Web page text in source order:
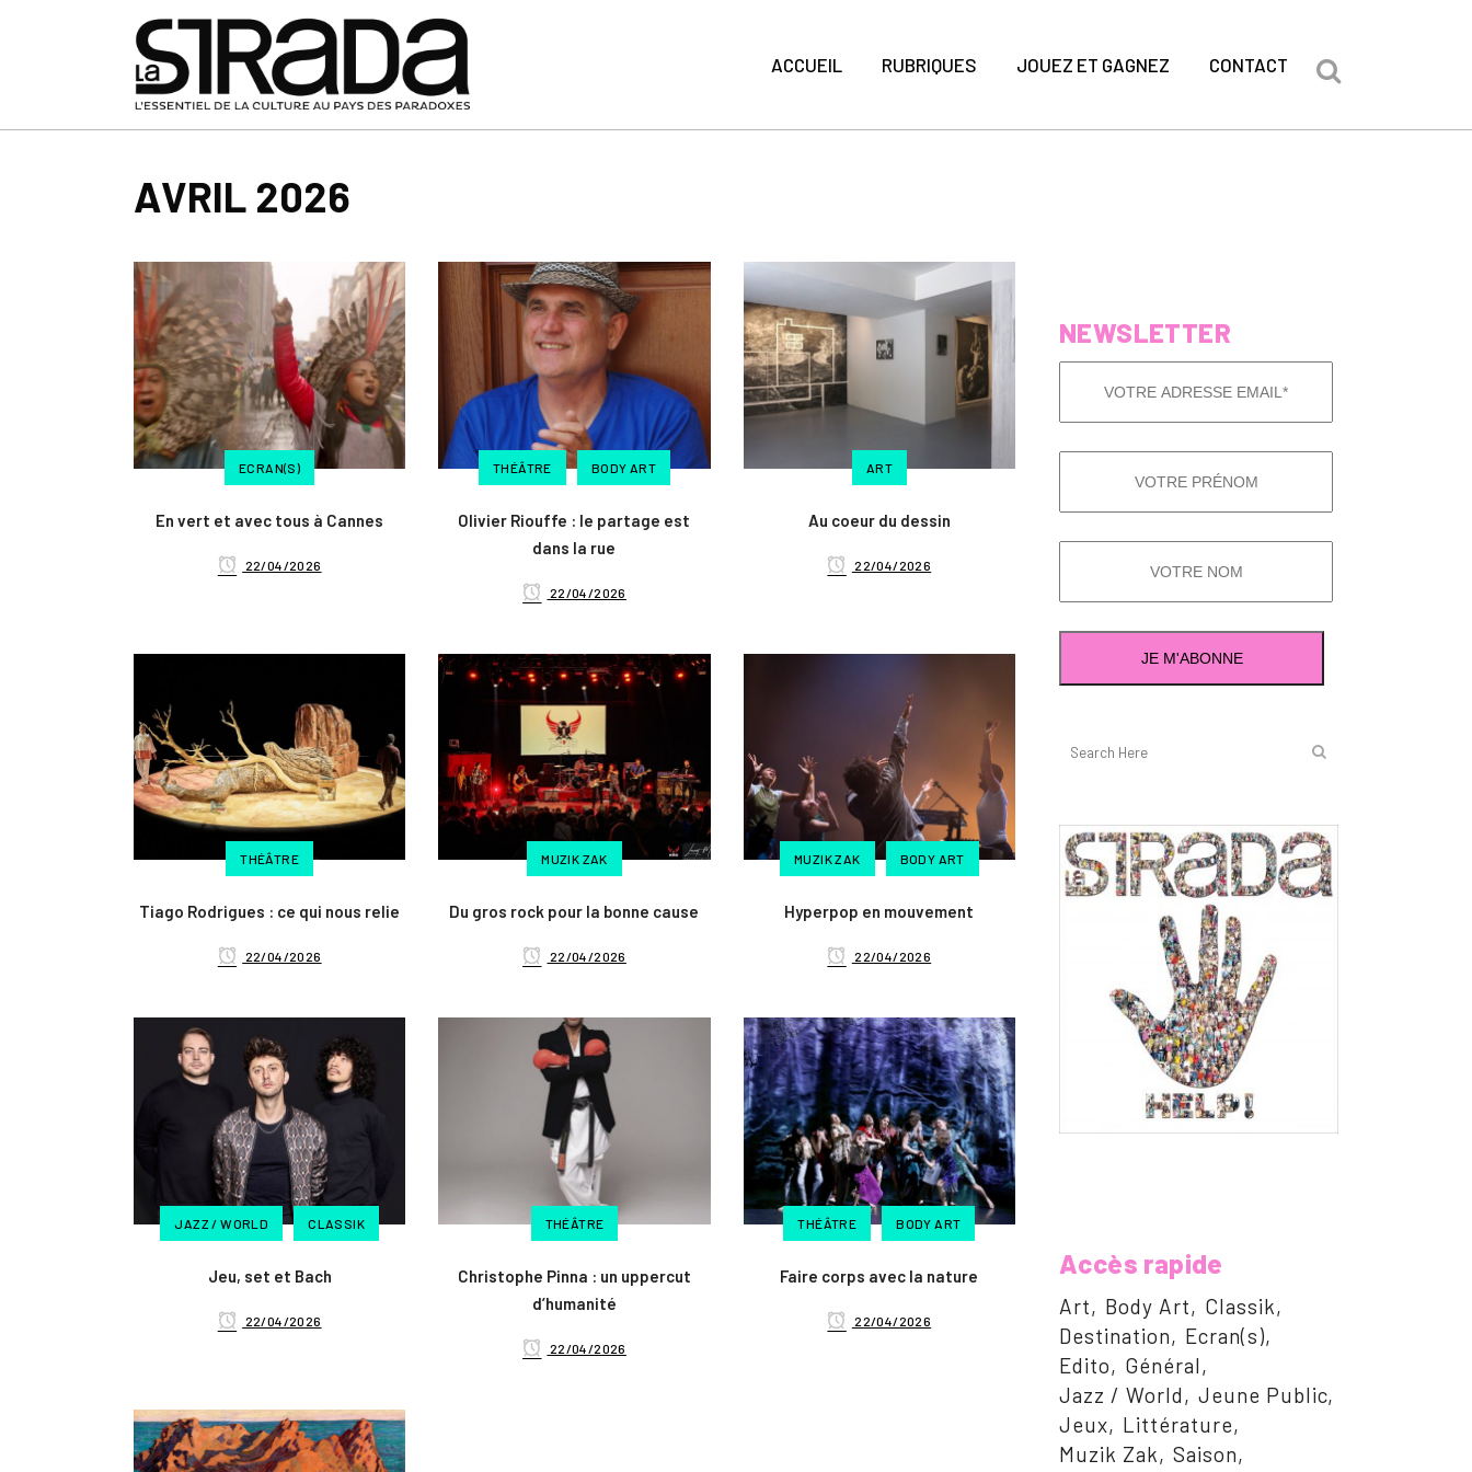
ACCUEIL RUBRIQUES JOUEZ ET GAGNEZ CONTACT
AVRIL 2026
ECRAN(S)
En vert et avec tous à Cannes
22/04/2026
THÉÂTRE BODY ART
Olivier Riouffe : le partage est
dans la rue
22/04/2026
ART
Au coeur du dessin
22/04/2026
THÉÂTRE
Tiago Rodrigues : ce qui nous relie
22/04/2026
MUZIK ZAK
Du gros rock pour la bonne cause
22/04/2026
MUZIK ZAK BODY ART
Hyperpop en mouvement
22/04/2026
JAZZ / WORLD CLASSIK
Jeu, set et Bach
22/04/2026
THÉÂTRE
Christophe Pinna : un uppercut
d’humanité
22/04/2026
THÉÂTRE BODY ART
Faire corps avec la nature
22/04/2026
NEWSLETTER
Accès rapide
Art Body Art
Classik
Destination
Ecran(s)
Edito
Général
Jazz / World
Jeune Public
Jeux
Littérature
Muzik Zak
Saison